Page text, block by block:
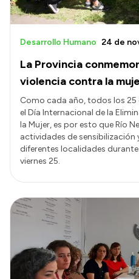
La Provincia
violencia contra la
Desarrollo Humano 24 de
Como cada año, todos los
el Día Internacional de la
la Mujer, es por esto que Río
actividades de sensibilización
diferentes localidades
viernes 25.